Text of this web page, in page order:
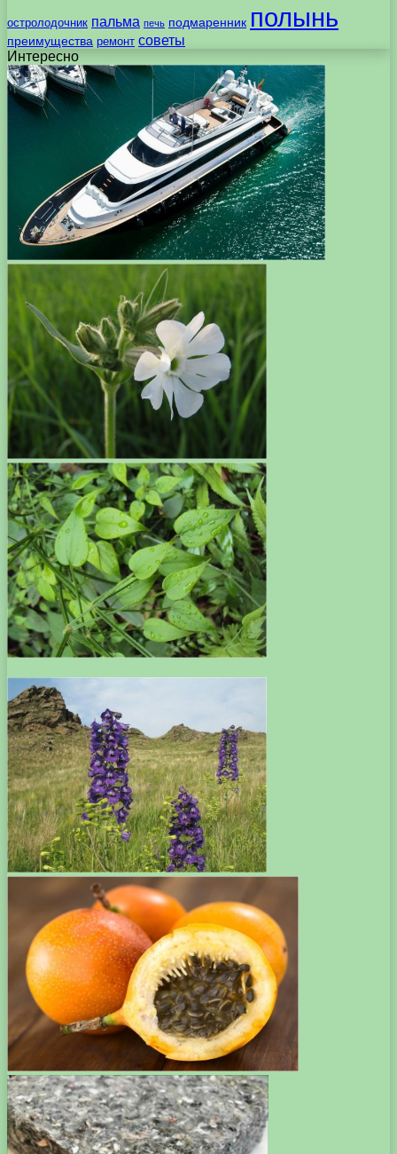
остролодочник пальма печь подмаренник полынь
преимущества ремонт советы
Интересно